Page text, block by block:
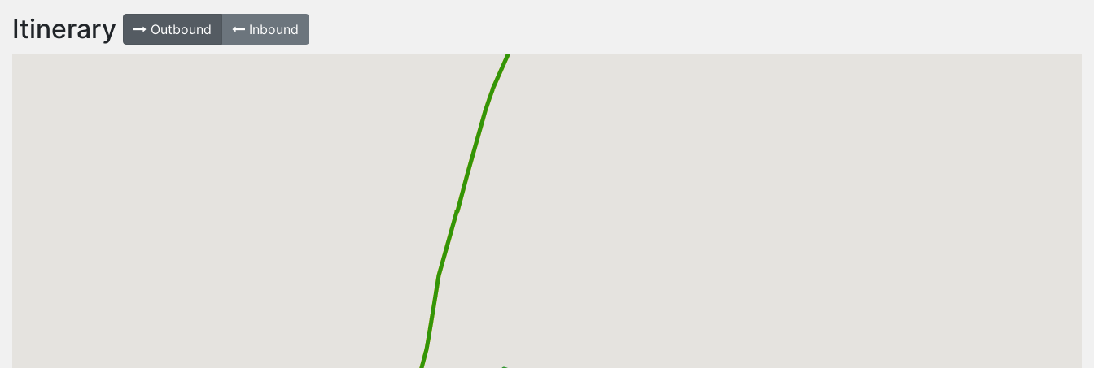
Itinerary Outbound Inbound